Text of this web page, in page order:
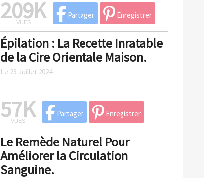
209K
VUES
Partager Enregistrer
Épilation : La Recette Inratable
de la Cire Orientale Maison.
Le 23 Juillet 2024
57K
VUES
Partager Enregistrer
Le Remède Naturel Pour
Améliorer la Circulation
Sanguine.